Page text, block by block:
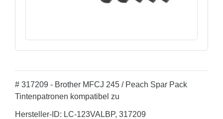
# 317209 - Brother MFCJ 245 / Peach Spar Pack
Tintenpatronen kompatibel zu
Hersteller-ID: LC-123VALBP, 317209